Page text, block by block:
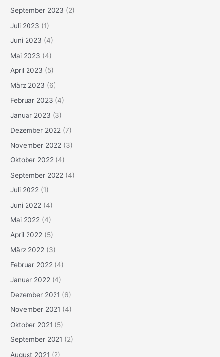
September 2023 (2)
Juli 2023 (1)
Juni 2023 (4)
Mai 2023 (4)
April 2023 (5)
März 2023 (6)
Februar 2023 (4)
Januar 2023 (3)
Dezember 2022 (7)
November 2022 (3)
Oktober 2022 (4)
September 2022 (4)
Juli 2022 (1)
Juni 2022 (4)
Mai 2022 (4)
April 2022 (5)
März 2022 (3)
Februar 2022 (4)
Januar 2022 (4)
Dezember 2021 (6)
November 2021 (4)
Oktober 2021 (5)
September 2021 (2)
August 2021 (2)